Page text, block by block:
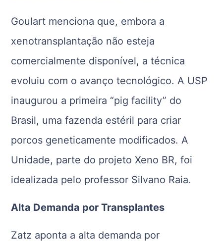
Goulart menciona que, embora a
xenotransplantação não esteja
comercialmente disponível, a técnica
evoluiu com o avanço tecnológico. A USP
inaugurou a primeira “pig facility” do
Brasil, uma fazenda estéril para criar
porcos geneticamente modificados. A
Unidade, parte do projeto Xeno BR, foi
idealizada pelo professor Silvano Raia.
Alta Demanda por Transplantes
Zatz aponta a alta demanda por